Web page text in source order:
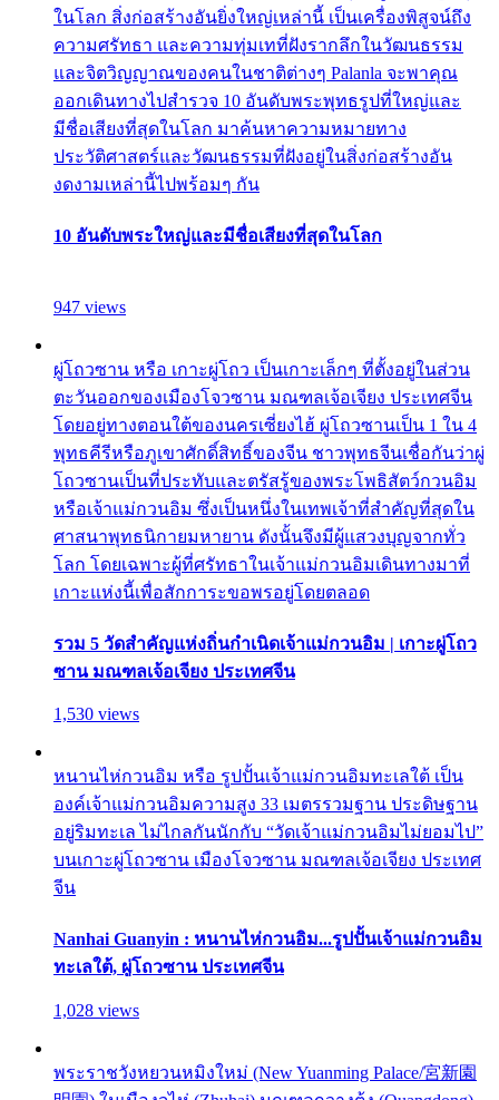
ในโลก สิ่งก่อสร้างอันยิ่งใหญ่เหล่านี้ เป็นเครื่องพิสูจน์ถึง
ความศรัทธา และความทุ่มเทที่ฝังรากลึกในวัฒนธรรม
และจิตวิญญาณของคนในชาติต่างๆ Palanla จะพาคุณ
ออกเดินทางไปสำรวจ 10 อันดับพระพุทธรูปที่ใหญ่และ
มีชื่อเสียงที่สุดในโลก มาค้นหาความหมายทาง
ประวัติศาสตร์และวัฒนธรรมที่ฝังอยู่ในสิ่งก่อสร้างอัน
งดงามเหล่านี้ไปพร้อมๆ กัน
10 อันดับพระใหญ่และมีชื่อเสียงที่สุดในโลก
947 views
ผู่โถวซาน หรือ เกาะผู่โถว เป็นเกาะเล็กๆ ที่ตั้งอยู่ในส่วน
ตะวันออกของเมืองโจวซาน มณฑลเจ้อเจียง ประเทศจีน
โดยอยู่ทางตอนใต้ของนครเซี่ยงไฮ้ ผู่โถวซานเป็น 1 ใน 4
พุทธคีรีหรือภูเขาศักดิ์สิทธิ์ของจีน ชาวพุทธจีนเชื่อกันว่าผู่
โถวซานเป็นที่ประทับและตรัสรู้ของพระโพธิสัตว์กวนอิม
หรือเจ้าแม่กวนอิม ซึ่งเป็นหนึ่งในเทพเจ้าที่สำคัญที่สุดใน
ศาสนาพุทธนิกายมหายาน ดังนั้นจึงมีผู้แสวงบุญจากทั่ว
โลก โดยเฉพาะผู้ที่ศรัทธาในเจ้าแม่กวนอิมเดินทางมาที่
เกาะแห่งนี้เพื่อสักการะขอพรอยู่โดยตลอด
รวม 5 วัดสำคัญแห่งถิ่นกำเนิดเจ้าแม่กวนอิม | เกาะผู่โถว
ซาน มณฑลเจ้อเจียง ประเทศจีน
1,530 views
หนานไห่กวนอิม หรือ รูปปั้นเจ้าแม่กวนอิมทะเลใต้ เป็น
องค์เจ้าแม่กวนอิมความสูง 33 เมตรรวมฐาน ประดิษฐาน
อยู่ริมทะเล ไม่ไกลกันนักกับ “วัดเจ้าแม่กวนอิมไม่ยอมไป”
บนเกาะผู่โถวซาน เมืองโจวซาน มณฑลเจ้อเจียง ประเทศ
จีน
Nanhai Guanyin : หนานไห่กวนอิม...รูปปั้นเจ้าแม่กวนอิม
ทะเลใต้, ผู่โถวซาน ประเทศจีน
1,028 views
พระราชวังหยวนหมิงใหม่ (New Yuanming Palace/宮新園